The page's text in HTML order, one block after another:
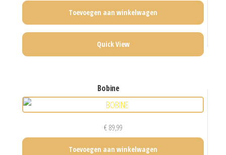
Toevoegen aan winkelwagen
Quick View
bobine
€89,99
Toevoegen aan winkelwagen